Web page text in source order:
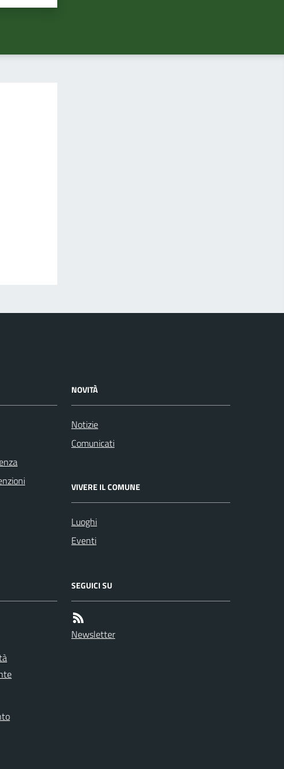
NOVITÀ
Notizie
Comunicati
VIVERE IL COMUNE
Luoghi
Eventi
SEGUICI SU
Newsletter